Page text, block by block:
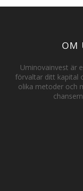
OM
Uminovainvest är
förvaltar ditt kapital
olika metoder och